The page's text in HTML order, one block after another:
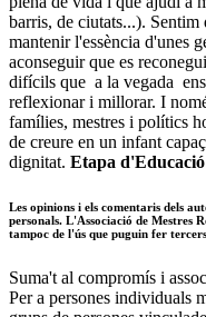
barris, de ciutats...).
mantenir l'essència d'unes
aconseguir que es
difícils que a la vegada
reflexionar i millorar. I
famílies, mestres i polítics
de creure en un infant
dignitat. Etapa
Les opinions i els comentaris dels
personals. L'Associació de Mestres
tampoc de l'ús que puguin fer
Suma't al compromís i
Per a persones individuals